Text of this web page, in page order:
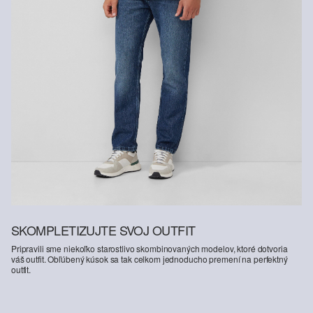
SKOMPLETIZUJTE SVOJ OUTFIT
Pripravili sme niekoľko starostlivo skombinovaných modelov, ktoré dotvoria
váš outfit. Obľúbený kúsok sa tak celkom jednoducho premení na perfektný
outfit.